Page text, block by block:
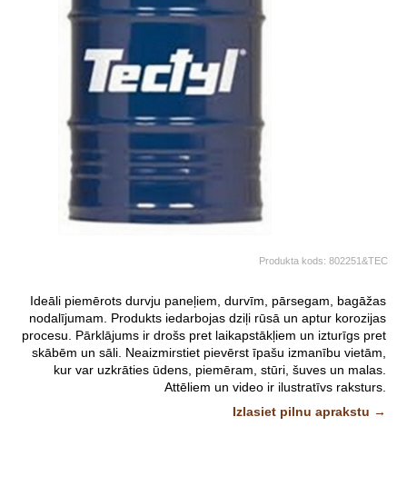
Produkta kods: 802251&TEC
Ideāli piemērots durvju paneļiem, durvīm, pārsegam, bagāžas
nodalījumam. Produkts iedarbojas dziļi rūsā un aptur korozijas
procesu. Pārklājums ir drošs pret laikapstākļiem un izturīgs pret
skābēm un sāli. Neaizmirstiet pievērst īpašu izmanību vietām,
kur var uzkrāties ūdens, piemēram, stūri, šuves un malas.
Attēliem un video ir ilustratīvs raksturs.
Izlasiet pilnu aprakstu →